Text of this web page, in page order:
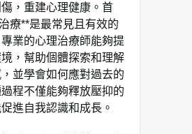
，重建心理健康。首
療**是最常見且有效的
業的心理治療師能夠提
，幫助個體探索和理解
並學會如何應對過去的
程不僅能夠釋放壓抑的
進自我認識和成長。